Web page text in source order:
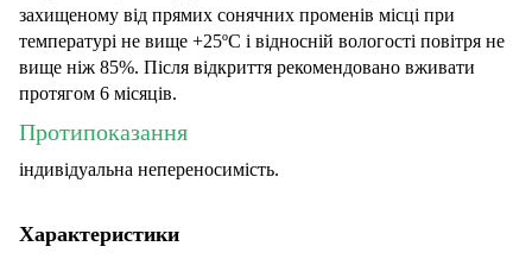
захищеному від прямих сонячних променів місці при
температурі не вище +25ºС і відносній вологості повітря не
вище ніж 85%. Після відкриття рекомендовано вживати
протягом 6 місяців.
Протипоказання
індивідуальна непереносимість.
Характеристики